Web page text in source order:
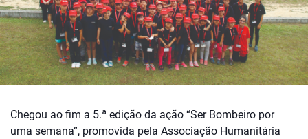
Chegou ao fim a 5.ª edição da ação “Ser Bombeiro por
uma semana”, promovida pela Associação Humanitária